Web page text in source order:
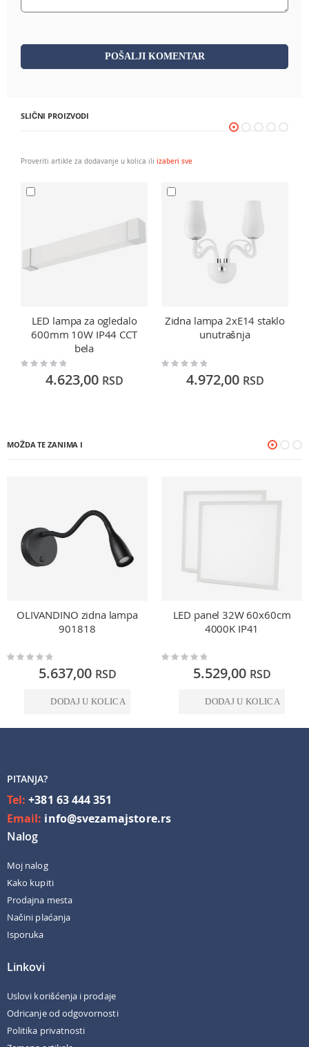
POŠALJI KOMENTAR
SLIČNI PROIZVODI
Proveriti artikle za dodavanje u kolica ili izaberi sve
LED lampa za ogledalo
600mm 10W IP44 CCT
bela
Rating:
4.623,00 RSD
Zidna lampa 2xE14 staklo
unutrašnja
Rating:
4.972,00 RSD
MOŽDA TE ZANIMA I
OLIVANDINO zidna lampa
901818
Rating:
5.637,00 RSD
DODAJ U KOLICA
LED panel 32W 60x60cm
4000K IP41
Rating:
5.529,00 RSD
DODAJ U KOLICA
PITANJA?
Tel:+381 63 444 351
Email: info@svezamajstore.rs
Nalog
Moj nalog
Kako kupiti
Prodajna mesta
Načini plaćanja
Isporuka
Linkovi
Uslovi korišćenja i prodaje
Odricanje od odgovornosti
Politika privatnosti